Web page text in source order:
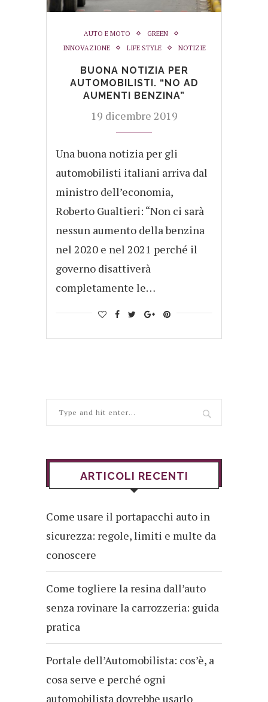
AUTO E MOTO
GREEN
INNOVAZIONE
LIFE STYLE NOTIZIE
BUONA NOTIZIA PER
AUTOMOBILISTI. “NO AD
AUMENTI BENZINA”
19 dicembre 2019
Una buona notizia per gli
automobilisti italiani arriva dal
ministro dell’economia,
Roberto Gualtieri: “Non ci sarà
nessun aumento della benzina
nel 2020 e nel 2021 perché il
governo disattiverà
completamente le…
ARTICOLI RECENTI
Come usare il portapacchi auto in
sicurezza: regole, limiti e multe da
conoscere
Come togliere la resina dall’auto
senza rovinare la carrozzeria: guida
pratica
Portale dell’Automobilista: cos’è, a
cosa serve e perché ogni
automobilista dovrebbe usarlo